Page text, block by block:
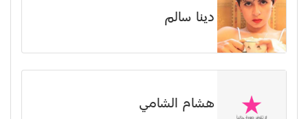
دينا سالم
هشام الشامي